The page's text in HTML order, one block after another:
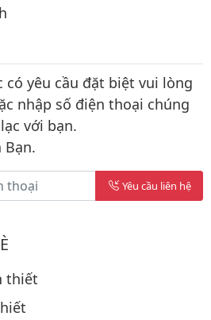
có yêu cầu đặt biệt vui lòng
nhập số điện thoại chúng
với bạn.
Bạn.
Yêu cầu liên hệ
thiết